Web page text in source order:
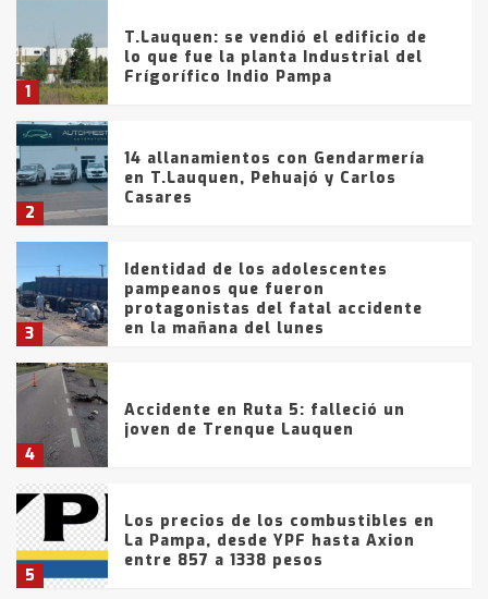
1
T.Lauquen: se vendió el edificio de
lo que fue la planta Industrial del
Frígorífico Indio Pampa
2
14 allanamientos con Gendarmería
en T.Lauquen, Pehuajó y Carlos
Casares
3
Identidad de los adolescentes
pampeanos que fueron
protagonistas del fatal accidente
en la mañana del lunes
4
Accidente en Ruta 5: falleció un
joven de Trenque Lauquen
5
Los precios de los combustibles en
La Pampa, desde YPF hasta Axion
entre 857 a 1338 pesos